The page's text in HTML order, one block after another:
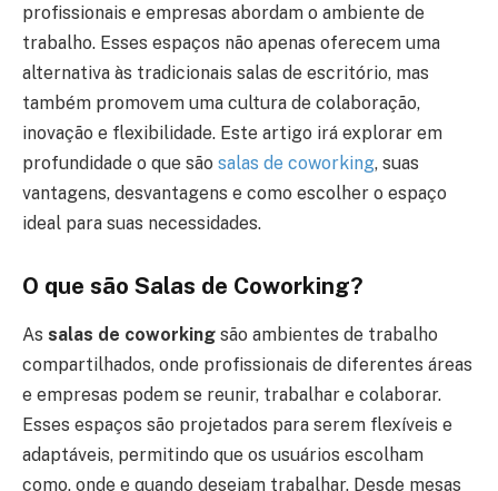
profissionais e empresas abordam o ambiente de
trabalho. Esses espaços não apenas oferecem uma
alternativa às tradicionais salas de escritório, mas
também promovem uma cultura de colaboração,
inovação e flexibilidade. Este artigo irá explorar em
profundidade o que são salas de coworking, suas
vantagens, desvantagens e como escolher o espaço
ideal para suas necessidades.
O que são Salas de Coworking?
As salas de coworking são ambientes de trabalho
compartilhados, onde profissionais de diferentes áreas
e empresas podem se reunir, trabalhar e colaborar.
Esses espaços são projetados para serem flexíveis e
adaptáveis, permitindo que os usuários escolham
como, onde e quando desejam trabalhar. Desde mesas